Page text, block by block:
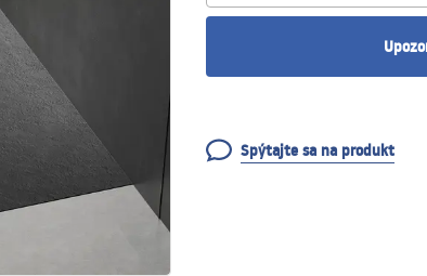
Spýtajte sa na produkt